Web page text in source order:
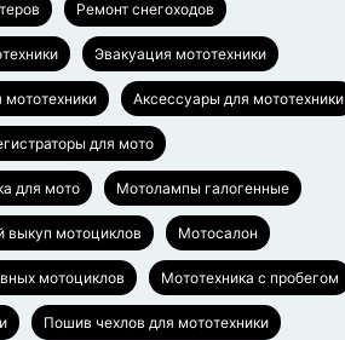
Ремонт снегоходов
Эвакуация мототехники
мототехники Аксессуары для мототехники
для мото
для мото Мотолампы галогенные
выкуп мотоциклов Мотосалон
мотоциклов Мототехника с пробегом
Пошив чехлов для мототехники